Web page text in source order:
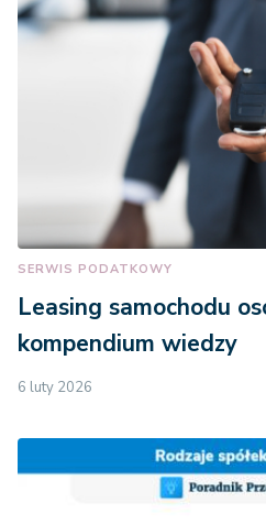
SERWIS PODATKOWY
Leasing samochodu
kompendium wiedzy
6 luty 2026